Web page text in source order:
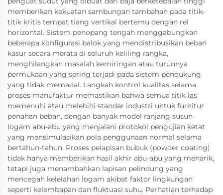
memberikan kekuatan sambungan tambahan pada titik-
titik kritis tempat tiang vertikal bertemu dengan rel
horizontal. Sistem penopang tengah menggabungkan
beberapa konfigurasi balok yang mendistribusikan beban
kasur secara merata di seluruh keliling rangka,
menghilangkan masalah kemiringan atau turunnya
permukaan yang sering terjadi pada sistem pendukung
yang tidak memadai. Langkah kontrol kualitas selama
proses manufaktur memastikan bahwa semua titik las
memenuhi atau melebihi standar industri untuk furnitur
penahan beban, dengan banyak model ranjang susun
logam abu-abu yang menjalani protokol pengujian ketat
yang mensimulasikan pola penggunaan normal selama
bertahun-tahun. Proses pelapisan bubuk (powder coating)
tidak hanya memberikan hasil akhir abu-abu yang menarik,
tetapi juga menambahkan lapisan pelindung yang
mencegah kelelahan logam akibat faktor lingkungan
seperti kelembapan dan fluktuasi suhu. Perhatian terhadap